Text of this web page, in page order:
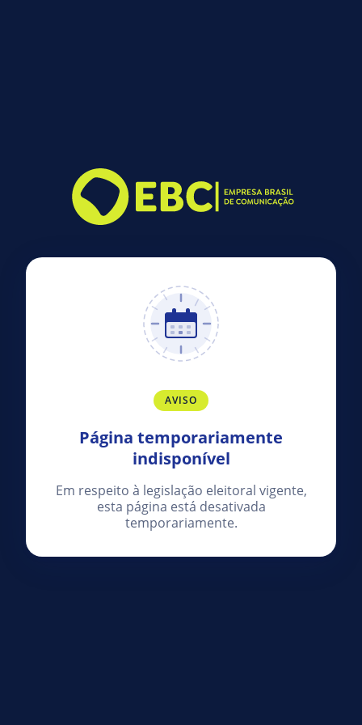
AVISO
Página temporariamente
indisponível
Em respeito à legislação eleitoral vigente,
esta página está desativada
temporariamente.